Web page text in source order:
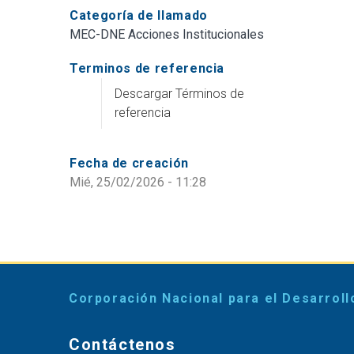
Categoría de llamado
MEC-DNE Acciones Institucionales
Terminos de referencia
Descargar Términos de
referencia
Fecha de creación
Mié, 25/02/2026 - 11:28
Corporación Nacional para el
Contáctenos